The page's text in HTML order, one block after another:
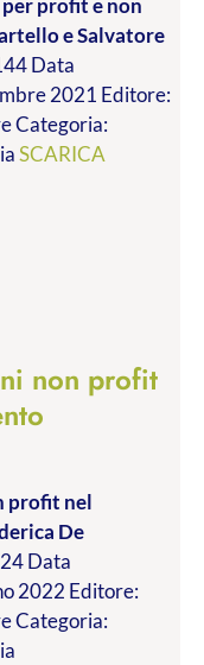
per profit e non
e Salvatore
Data
2021 Editore:
Categoria:
SCARICA
non profit
profit nel
De
Data
2022 Editore:
Categoria: